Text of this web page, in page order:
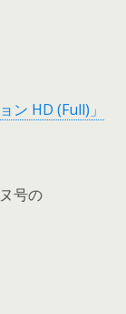
ン HD (Full)」
号の